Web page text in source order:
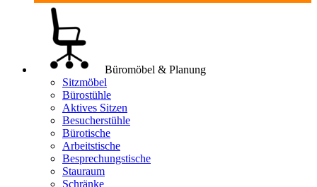
Büromöbel & Planung
Sitzmöbel
Bürostühle
Aktives Sitzen
Besucherstühle
Bürotische
Arbeitstische
Besprechungstische
Stauraum
Schränke